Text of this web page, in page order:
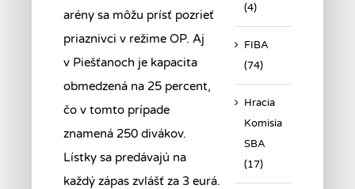
arény sa môžu prísť pozrieť
priaznivci v režime OP. Aj
v Piešťanoch je kapacita
obmedzená na 25 percent,
čo v tomto prípade
znamená 250 divákov.
Lístky sa predávajú na
každý zápas zvlášť za 3 eurá.
(4)
FIBA
(74)
Hracia
Komisia
SBA
(17)